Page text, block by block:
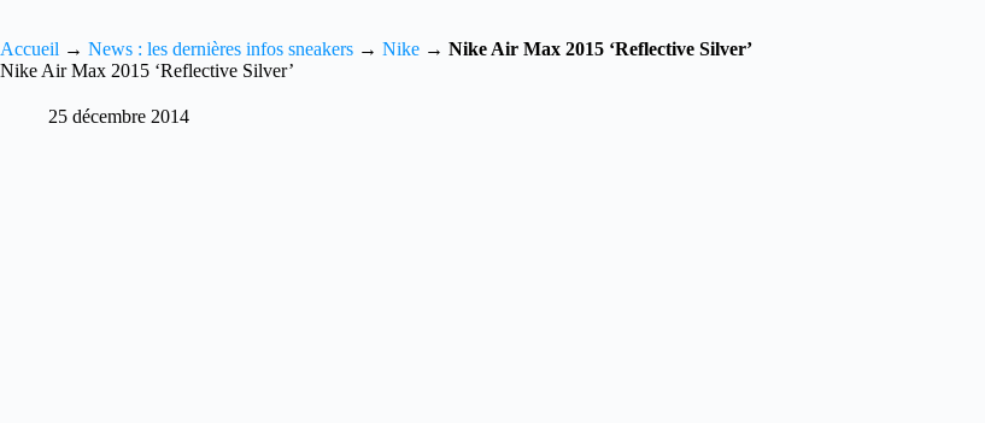
Accueil → News : les dernières infos sneakers → Nike → Nike Air Max 2015 ‘Reflective Silver’
Nike Air Max 2015 ‘Reflective Silver’
25 décembre 2014